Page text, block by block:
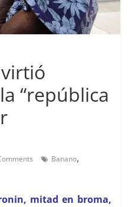
“república
Banano,
mitad en broma,